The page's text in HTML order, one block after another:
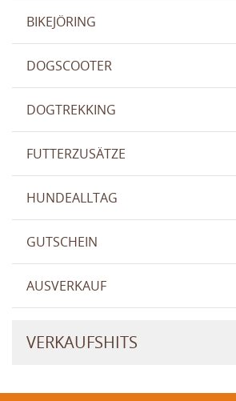
BIKEJÖRING
DOGSCOOTER
DOGTREKKING
FUTTERZUSÄTZE
HUNDEALLTAG
GUTSCHEIN
AUSVERKAUF
VERKAUFSHITS